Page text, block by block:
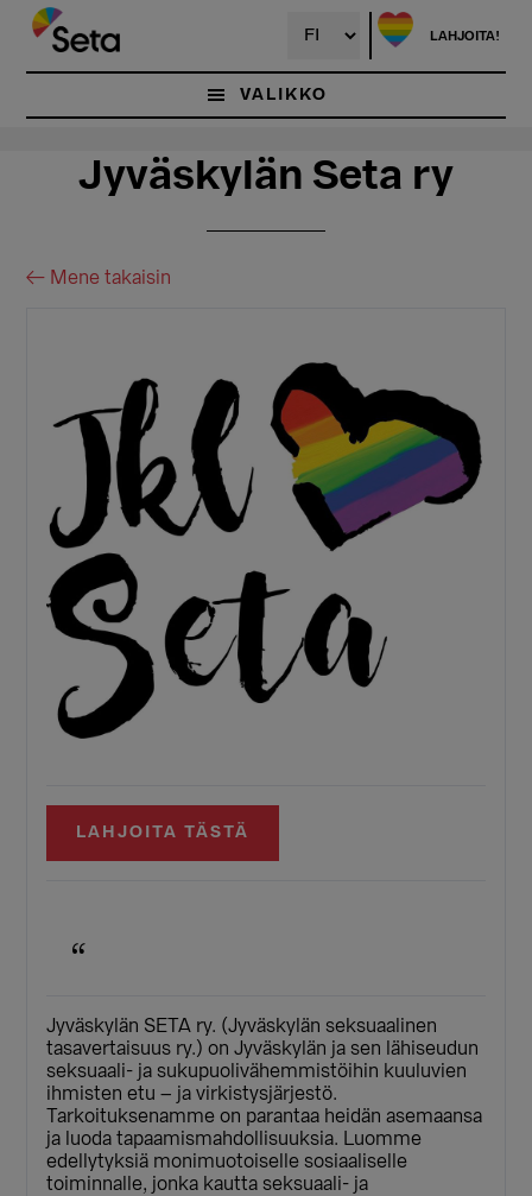
Hyppää
pääsisältöön
Hyppää
ensisijaiseen
sivupalkkiin
LAHJOITA!
VALIKKO
Jyväskylän Seta ry
← Mene takaisin
LAHJOITA TÄSTÄ
Jyväskylän SETA ry. (Jyväskylän seksuaalinen
tasavertaisuus ry.) on Jyväskylän ja sen lähiseudun
seksuaali- ja sukupuolivähemmistöihin kuuluvien
ihmisten etu – ja virkistysjärjestö.
Tarkoituksenamme on parantaa heidän asemaansa
ja luoda tapaamismahdollisuuksia. Luomme
edellytyksiä monimuotoiselle sosiaaliselle
toiminnalle, jonka kautta seksuaali- ja